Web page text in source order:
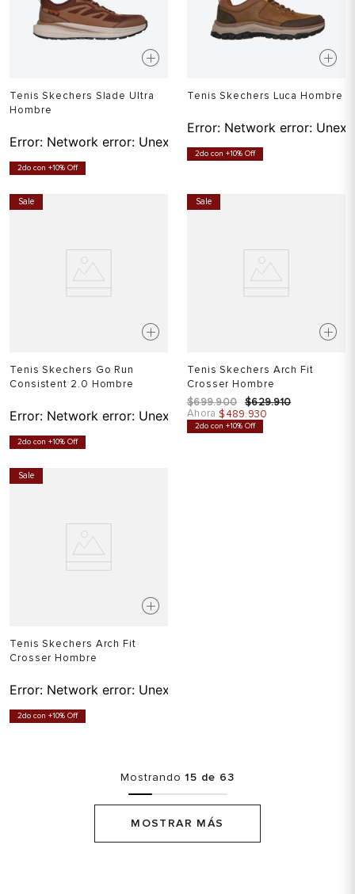
Tenis Skechers Slade Ultra
Hombre
Error: Network error: Unexpected token T in JSON at
2do con +10% Off
Tenis Skechers Luca Hombre
Error: Network error:
2do con +10% Off
Sale
Tenis Skechers Go Run
Consistent 2.0 Hombre
Error: Network error: Unexpected token T in JSON at
2do con +10% Off
Sale
Tenis Skechers Arch Fit
Crosser Hombre
$699.900 $629.910
Ahora $489.930
2do con +10% Off
Sale
Tenis Skechers Arch Fit
Crosser Hombre
Error: Network error: Unexpected token T in JSON at
2do con +10% Off
Mostrando15 de 63
MOSTRAR MÁS